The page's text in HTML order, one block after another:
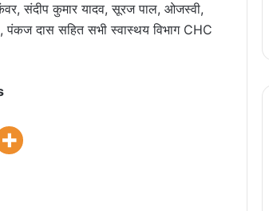
संदीप कुमार यादव, सूरज पाल, ओजस्वी,
, पंकज दास सहित सभी स्वास्थय विभाग CHC